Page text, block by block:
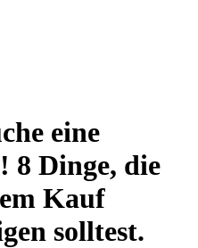
eine
8 Dinge, die
Kauf
solltest.